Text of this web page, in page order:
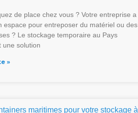
de place chez vous ? Votre entreprise a
espace pour entreposer du matériel ou des
? Le stockage temporaire au Pays
une solution
»